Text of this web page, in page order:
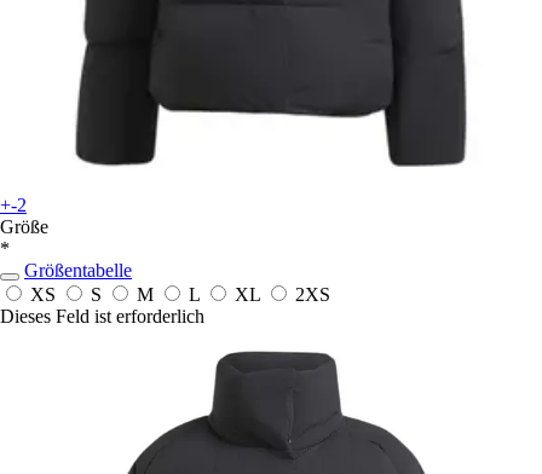
+-2
Größe
*
Größentabelle
XS
S M L XL
2XS
Dieses Feld ist erforderlich